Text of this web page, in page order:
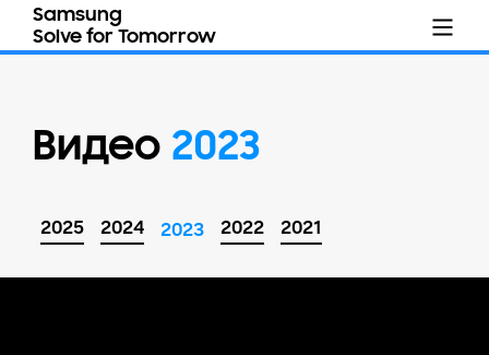
Samsung
Solve for Tomorrow
Видео 2023
2025 2024 2023 2022 2021